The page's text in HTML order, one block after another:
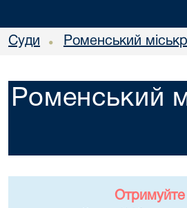
Суди • Роменський
Роменський
Отримуйте